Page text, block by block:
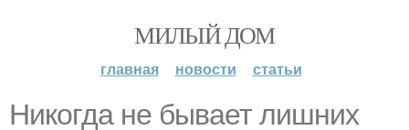
МИЛЫЙ ДОМ
главная новости статьи
Никогда не бывает лишних